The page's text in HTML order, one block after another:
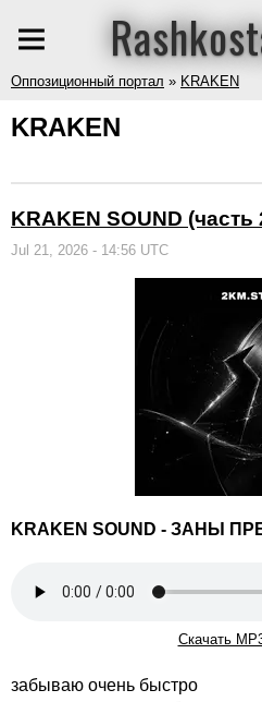
Оппозиционный портал » KRAKEN
KRAKEN
KRAKEN SOUND (часть
Jul 21, 2026 - 14:56 UTC
KRAKEN SOUND - ЗАНЫ
Скачать
забываю очень быстро